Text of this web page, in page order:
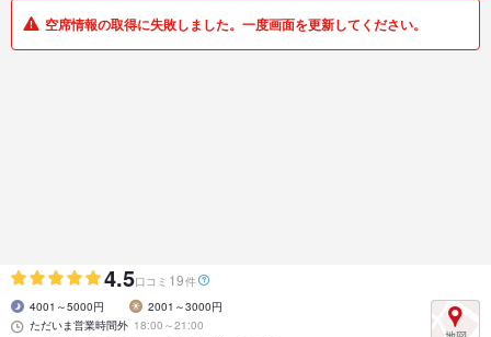
4.5口コミ 19件
4001～5000円
2001～3000円
ただいま営業時間外 18:00～21:00
空席情報の取得に失敗しました。一度画面を更新してください。